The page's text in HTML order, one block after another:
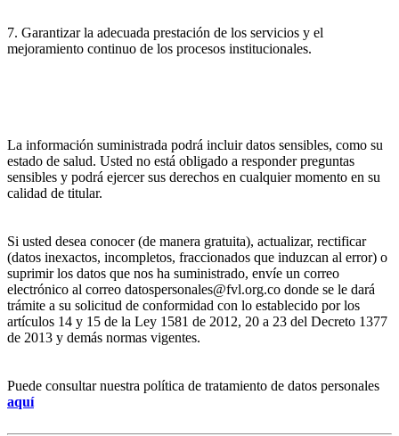
7. Garantizar la adecuada prestación de los servicios y el
mejoramiento continuo de los procesos institucionales.
La información suministrada podrá incluir datos sensibles, como su
estado de salud. Usted no está obligado a responder preguntas
sensibles y podrá ejercer sus derechos en cualquier momento en su
calidad de titular.
Si usted desea conocer (de manera gratuita), actualizar, rectificar
(datos inexactos, incompletos, fraccionados que induzcan al error) o
suprimir los datos que nos ha suministrado, envíe un correo
electrónico al correo datospersonales@fvl.org.co donde se le dará
trámite a su solicitud de conformidad con lo establecido por los
artículos 14 y 15 de la Ley 1581 de 2012, 20 a 23 del Decreto 1377
de 2013 y demás normas vigentes.
Puede consultar nuestra política de tratamiento de datos personales
aquí